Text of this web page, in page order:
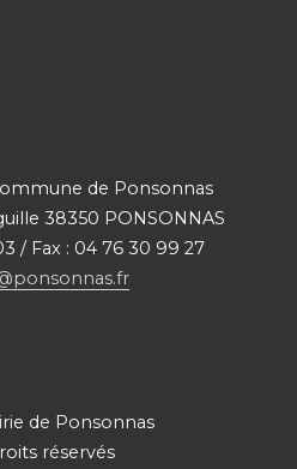
de Ponsonnas
38350 PONSONNAS
/ Fax : 04 76 30 99 27
de Ponsonnas
réservés